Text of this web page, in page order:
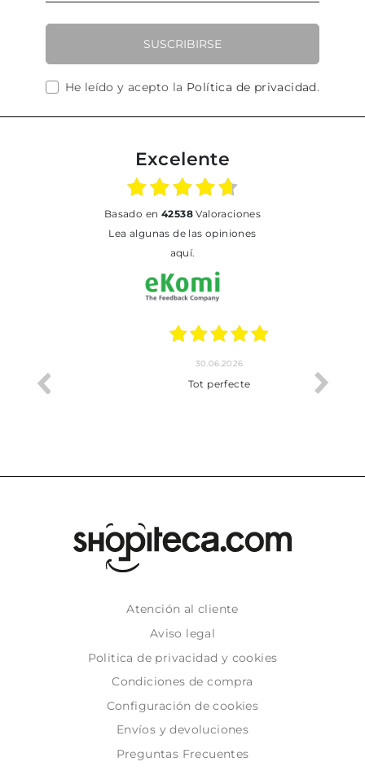
SUSCRIBIRSE
He leído y acepto la Política de privacidad.
Excelente
basado en 42538Valoraciones
Lea algunas de las opiniones
aquí.
30.06.2026
Tot perfecte
Atención al cliente
Aviso legal
Politica de privacidad y cookies
Condiciones de compra
Configuración de cookies
Envíos y devoluciones
Preguntas Frecuentes